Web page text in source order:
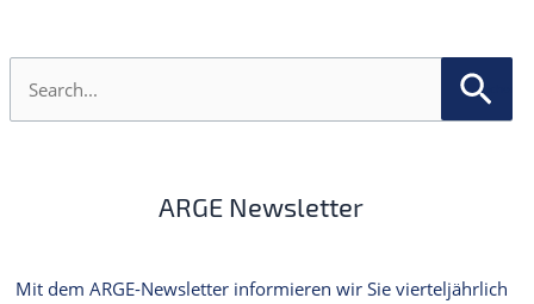
h
ARGE Newsletter
Mit dem ARGE-Newsletter informieren wir Sie vierteljährlich